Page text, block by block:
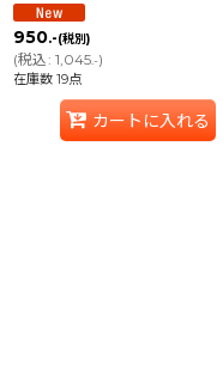
950.-(税別)
(税込: 1,045.-)
在庫数 19点
カートに入れる